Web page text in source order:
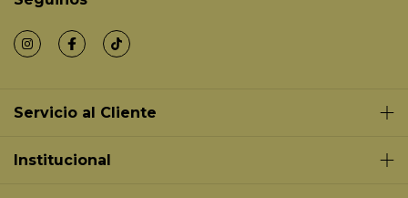
Servicio al Cliente
Institucional